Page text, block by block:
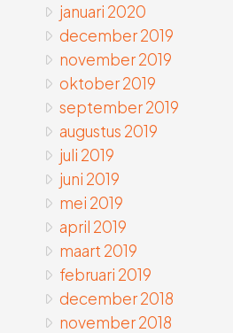
januari 2020
december 2019
november 2019
oktober 2019
september 2019
augustus 2019
juli 2019
juni 2019
mei 2019
april 2019
maart 2019
februari 2019
december 2018
november 2018